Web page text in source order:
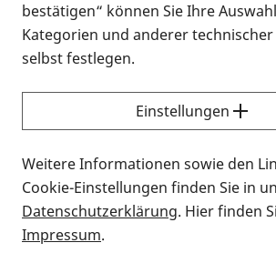
Alle Infomaterialien in
Formaten an einem Ort
Sie möchten wissen, wie Sie nach
suchen und dieses bestellen bzw.
können? Schauen Sie sich die
Thema Infomaterial auf der PRO
für blinde und sehbehinderte
Auf dieser Seite finden Sie
bestätigen“ können Sie Ihre
Kategorien und anderer technischer
selbst festlegen.
Einstellungen
Weitere Informationen sowie den
Cookie-Einstellungen finden Sie in
Datenschutzerklärung. Hier finden
Impressum.